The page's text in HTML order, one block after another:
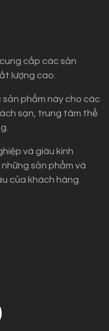
cấp các sản
lượng cao.
phẩm này cho các
sạn, trung tâm thể
và giàu kinh
sản phẩm và
của khách hàng.